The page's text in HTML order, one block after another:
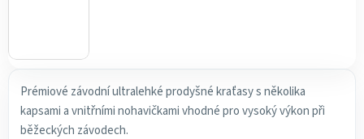
Prémiové závodní ultralehké prodyšné kraťasy s několika
kapsami a vnitřními nohavičkami vhodné pro vysoký výkon při
běžeckých závodech.